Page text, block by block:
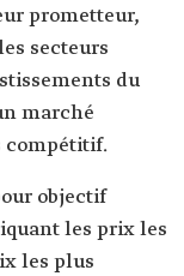
prometteur,
secteurs
du
marché
compétitif.
objectif
les prix les
les plus